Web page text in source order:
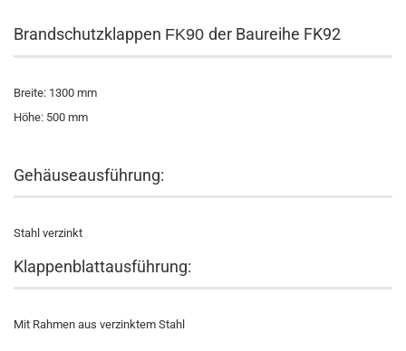
Brandschutzklappen FK90 der Baureihe FK92
Breite: 1300 mm
Höhe: 500 mm
Gehäuseausführung:
Stahl verzinkt
Klappenblattausführung:
Mit Rahmen aus verzinktem Stahl